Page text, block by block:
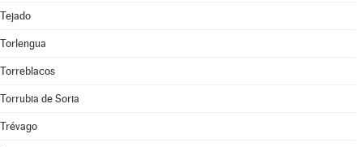
Tejado
Torlengua
Torreblacos
Torrubia de Soria
Trévago